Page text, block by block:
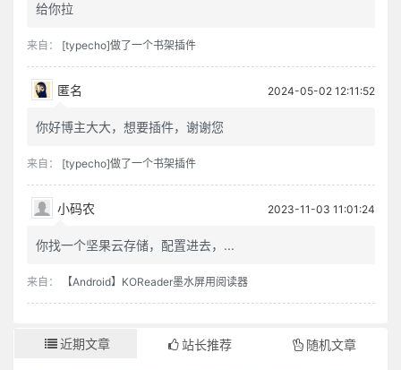
给你拉
来自： [typecho]做了一个书架插件
匿名 2024-05-02 12:11:52
你好博主大大，想要插件，谢谢您
来自： [typecho]做了一个书架插件
小码农 2023-11-03 11:01:24
你找一个坚果云存储，配置进去，...
来自： 【Android】KOReader墨水屏用阅读器
近期文章 站长推荐 随机文章